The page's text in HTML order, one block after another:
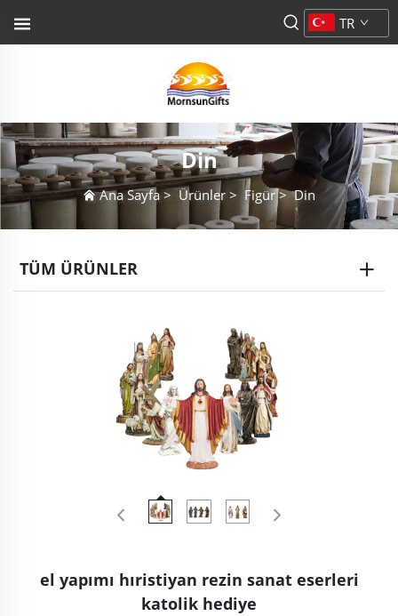
TR
Din
Ana Sayfa>Ürünler > Figür>Din
TÜM ÜRÜNLER
el yapımı hıristiyan rezin sanat eserleri
katolik hediye